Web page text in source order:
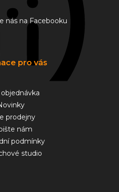
nás na Facebooku
pro vás
prodejny
nám
podmínky
studio